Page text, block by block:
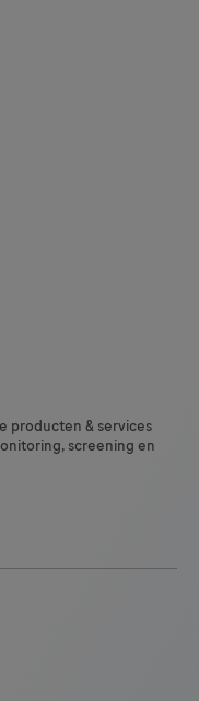
producten & services
screening en